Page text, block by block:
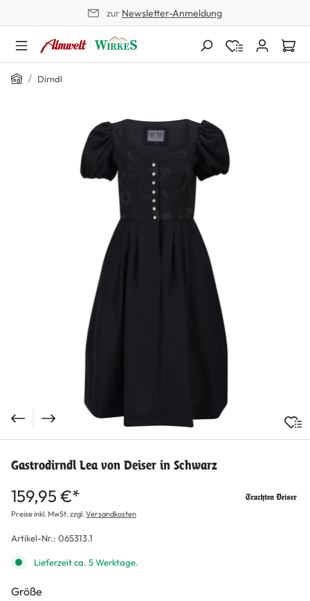
zur Newsletter-Anmeldung
Home
/ Dirndl
Gastrodirndl Lea von Deiser in Schwarz
159,95 €*
Preise inkl. MwSt. zzgl.Versandkosten
Artikel-Nr.: 065313.1
Lieferzeit ca. 5 Werktage.
Größe